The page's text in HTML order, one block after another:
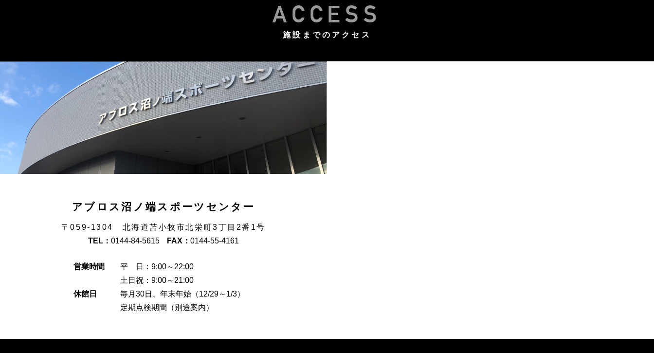
ACCESS
施設までのアクセス
アブロス沼ノ端スポーツセンター
〒059-1304 北海道苫小牧市北栄町3丁目2番1号
TEL： 0144-84-5615 FAX： 0144-55-4161
営業時間 平 日：9:00～22:00
土日祝：9:00～21:00
休館日 毎月30日、年末年始（12/29～1/3）
定期点検期間（別途案内）